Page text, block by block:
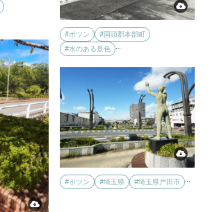
#ポツン
#国頭郡本部町
#水のある景色 …
#ポツン #埼玉県 #埼玉県戸田市 …